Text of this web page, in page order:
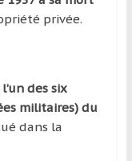
privée.
des six
militaires) du
dans la